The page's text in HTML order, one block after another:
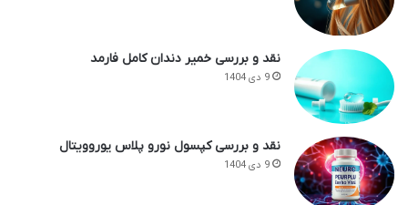
نقد و بررسی خمیر دندان کامل فارمد
9 دی 1404
نقد و بررسی کپسول نورو پلاس یوروویتال
9 دی 1404